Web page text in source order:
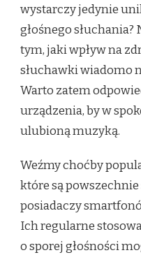
wystarczy jedynie
głośnego
tym, jaki wpływ na
słuchawki wiadomo
Warto zatem
urządzenia, by w
ulubioną muzyką.
Weźmy choćby
które są
posiadaczy
Ich regularne
o sporej głośności